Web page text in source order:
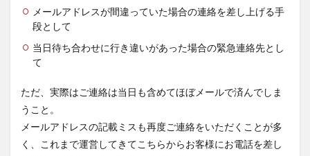
メールアドレスが間違っていた場合の連絡を差し上げる手
段として
当日待ち合わせに行き違いがあった場合の緊急連絡先とし
て
ただ、実際はご連絡は当日も含めてほぼメールで済んでしま
うこと。
メールアドレスの記載ミスも再度ご連絡をいただくことが多
く、これまで運営してきてこちらからお客様にお電話を差し